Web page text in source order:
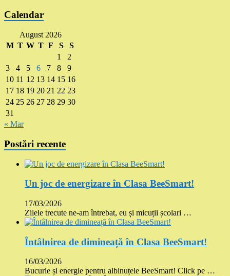
Calendar
August 2026
M T W T F S
S
1
2
3
4 5 6 7 8
9
10 11 12 13 14 15 16
17 18 19 20 21 22 23
24 25 26 27 28 29 30
31
« Mar
Postări recente
Un joc de energizare în Clasa BeeSmart!
17/03/2026
Zilele trecute ne-am întrebat, eu și micuții școlari …
Întâlnirea de dimineață în Clasa BeeSmart!
16/03/2026
Bucurie și energie pentru albinuțele BeeSmart! Click pe …